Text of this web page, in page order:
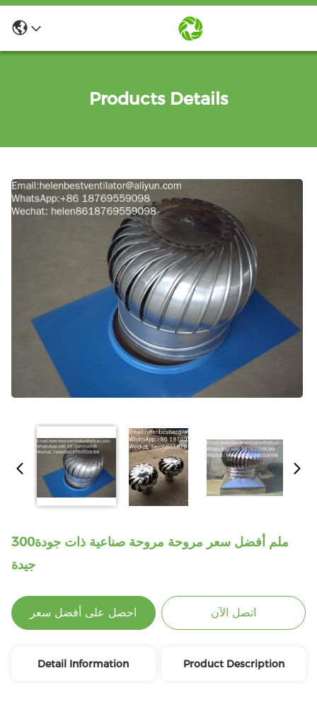
Products Details
300ملم أفضل سعر مروحة مروحة صناعية ذات جودة
جيدة
احصل على أفضل سعر اتصل الآن
Detail Information Product Description